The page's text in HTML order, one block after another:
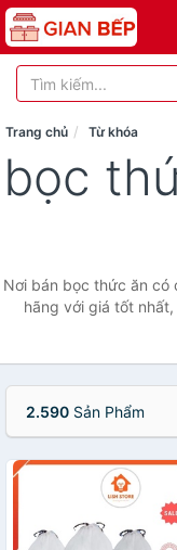
Trang chủ Từ khóa
bọc
Nơi bán bọc thức ăn có
hãng với giá tốt
2.590 Sản Phẩm